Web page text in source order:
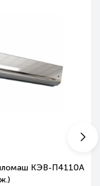
КЭВ-П4110A